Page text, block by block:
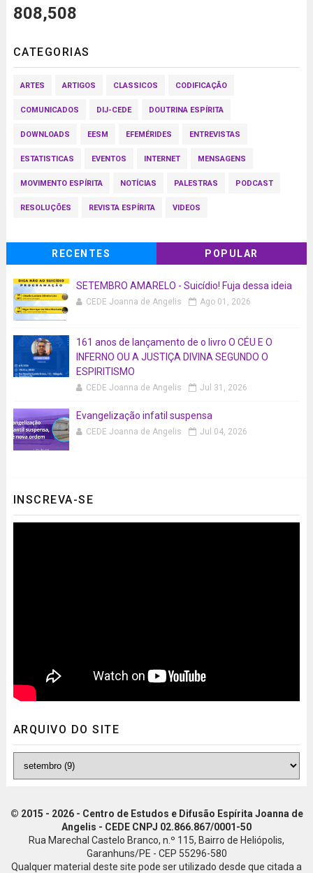
808,508
CATEGORIAS
ARTES ARTIGOS CLASSICOS CODIFICAÇÃO
COMUNICADOS DIJ-CEDE DOUTRINA ESPÍRITA
DOWNLOADS EESM EFEMÉRIDES ENTREVISTAS
ESTATISTICAS EVENTOS INTERNET MENSAGENS
MOVIMENTO ESPÍRITA NOTÍCIAS PALESTRAS PODCAST
RESOLUÇÕES REVISTA ESPÍRITA VIDEOS
RECENTES POPULAR
SETEMBRO AMARELO - Suicídio! Fuja dessa ideia
CEDE Joanna de Angelis Ago 01, 2026
161 anos de lançamento de o livro O CÉU E O
INFERNO OU A JUSTIÇA DIVINA SEGUNDO O
ESPIRITISMO
CEDE Joanna de Angelis Jul 31, 2026
Evangelização infatil suspensa
CEDE Joanna de Angelis Jul 04, 2026
INSCREVA-SE
ARQUIVO DO SITE
© 2015 - 2026 - Centro de Estudos e Difusão Espírita Joanna de
Angelis - CEDE CNPJ 02.866.867/0001-50
Rua Marechal Castelo Branco, n.º 115, Bairro de Heliópolis,
Garanhuns/PE - CEP 55296-580
Qualquer material deste site pode ser utilizado desde que citada a